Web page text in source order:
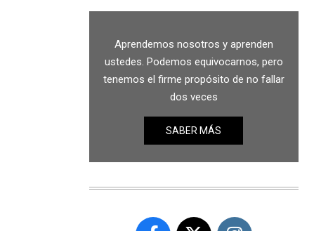
Aprendemos nosotros y aprenden
ustedes. Podemos equivocarnos, pero
tenemos el firme propósito de no fallar
dos veces
SABER MÁS